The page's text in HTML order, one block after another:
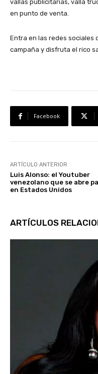
vallas publicitarias, valla
en punto de venta.
Entra en las redes sociales
campaña y disfruta el rico
Facebook
ARTÍCULO ANTERIOR
Luis Alonso: el Youtuber
venezolano que se abre
en Estados Unidos
ARTÍCULOS